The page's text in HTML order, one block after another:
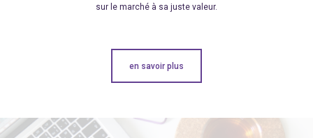
sur le marché à sa juste valeur.
en savoir plus